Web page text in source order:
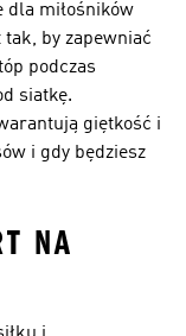
dla miłośników
by zapewniać
podczas
siatkę.
giętkość i
i gdy będziesz
NA